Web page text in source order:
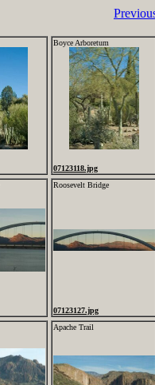
Boyce Arboretum
07123118.jpg
Roosevelt Bridge
07123127.jpg
Apache Trail